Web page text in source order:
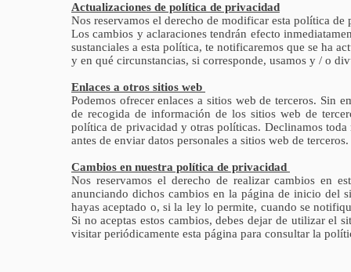
Actualizaciones de política de privacidad
Nos reservamos el derecho de modificar esta política
Los cambios y aclaraciones tendrán efecto
sustanciales a esta política, te notificaremos que se ha
y en qué circunstancias, si corresponde, usamos y / o
Enlaces a otros sitios web
Podemos ofrecer enlaces a sitios web de terceros. Sin
de recogida de información de los sitios web de
política de privacidad y otras políticas. Declinamos
antes de enviar datos personales a sitios web de terceros.
Cambios en nuestra política de privacidad
Nos reservamos el derecho de realizar cambios en
anunciando dichos cambios en la página de inicio del
hayas aceptado o, si la ley lo permite, cuando se
Si no aceptas estos cambios, debes dejar de utilizar el
visitar periódicamente esta página para consultar la